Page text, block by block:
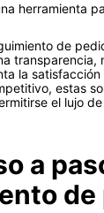
herramienta
de
transparencia,
la
estas
el lujo
a